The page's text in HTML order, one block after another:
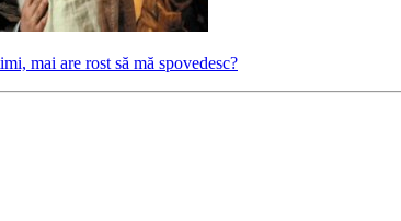
mai are rost să mă spovedesc?